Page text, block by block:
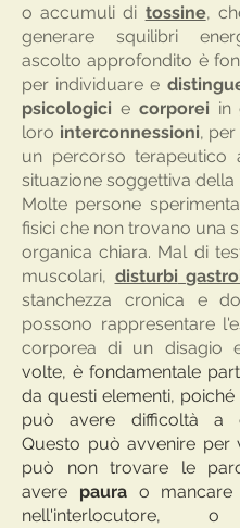
o accumuli di tossine,
generare squilibri
ascolto approfondito è
per individuare e
psicologici e corporei in
loro interconnessioni,
un percorso terapeutico
situazione soggettiva della
Molte persone
fisici che non trovano una
organica chiara. Mal di
muscolari, disturbi
stanchezza cronica e
possono rappresentare
corporea di un disagio
volte, è fondamentale
da questi elementi, poiché
può avere difficoltà a
Questo può avvenire per
può non trovare le
avere paurao
nell'interlocutore, o